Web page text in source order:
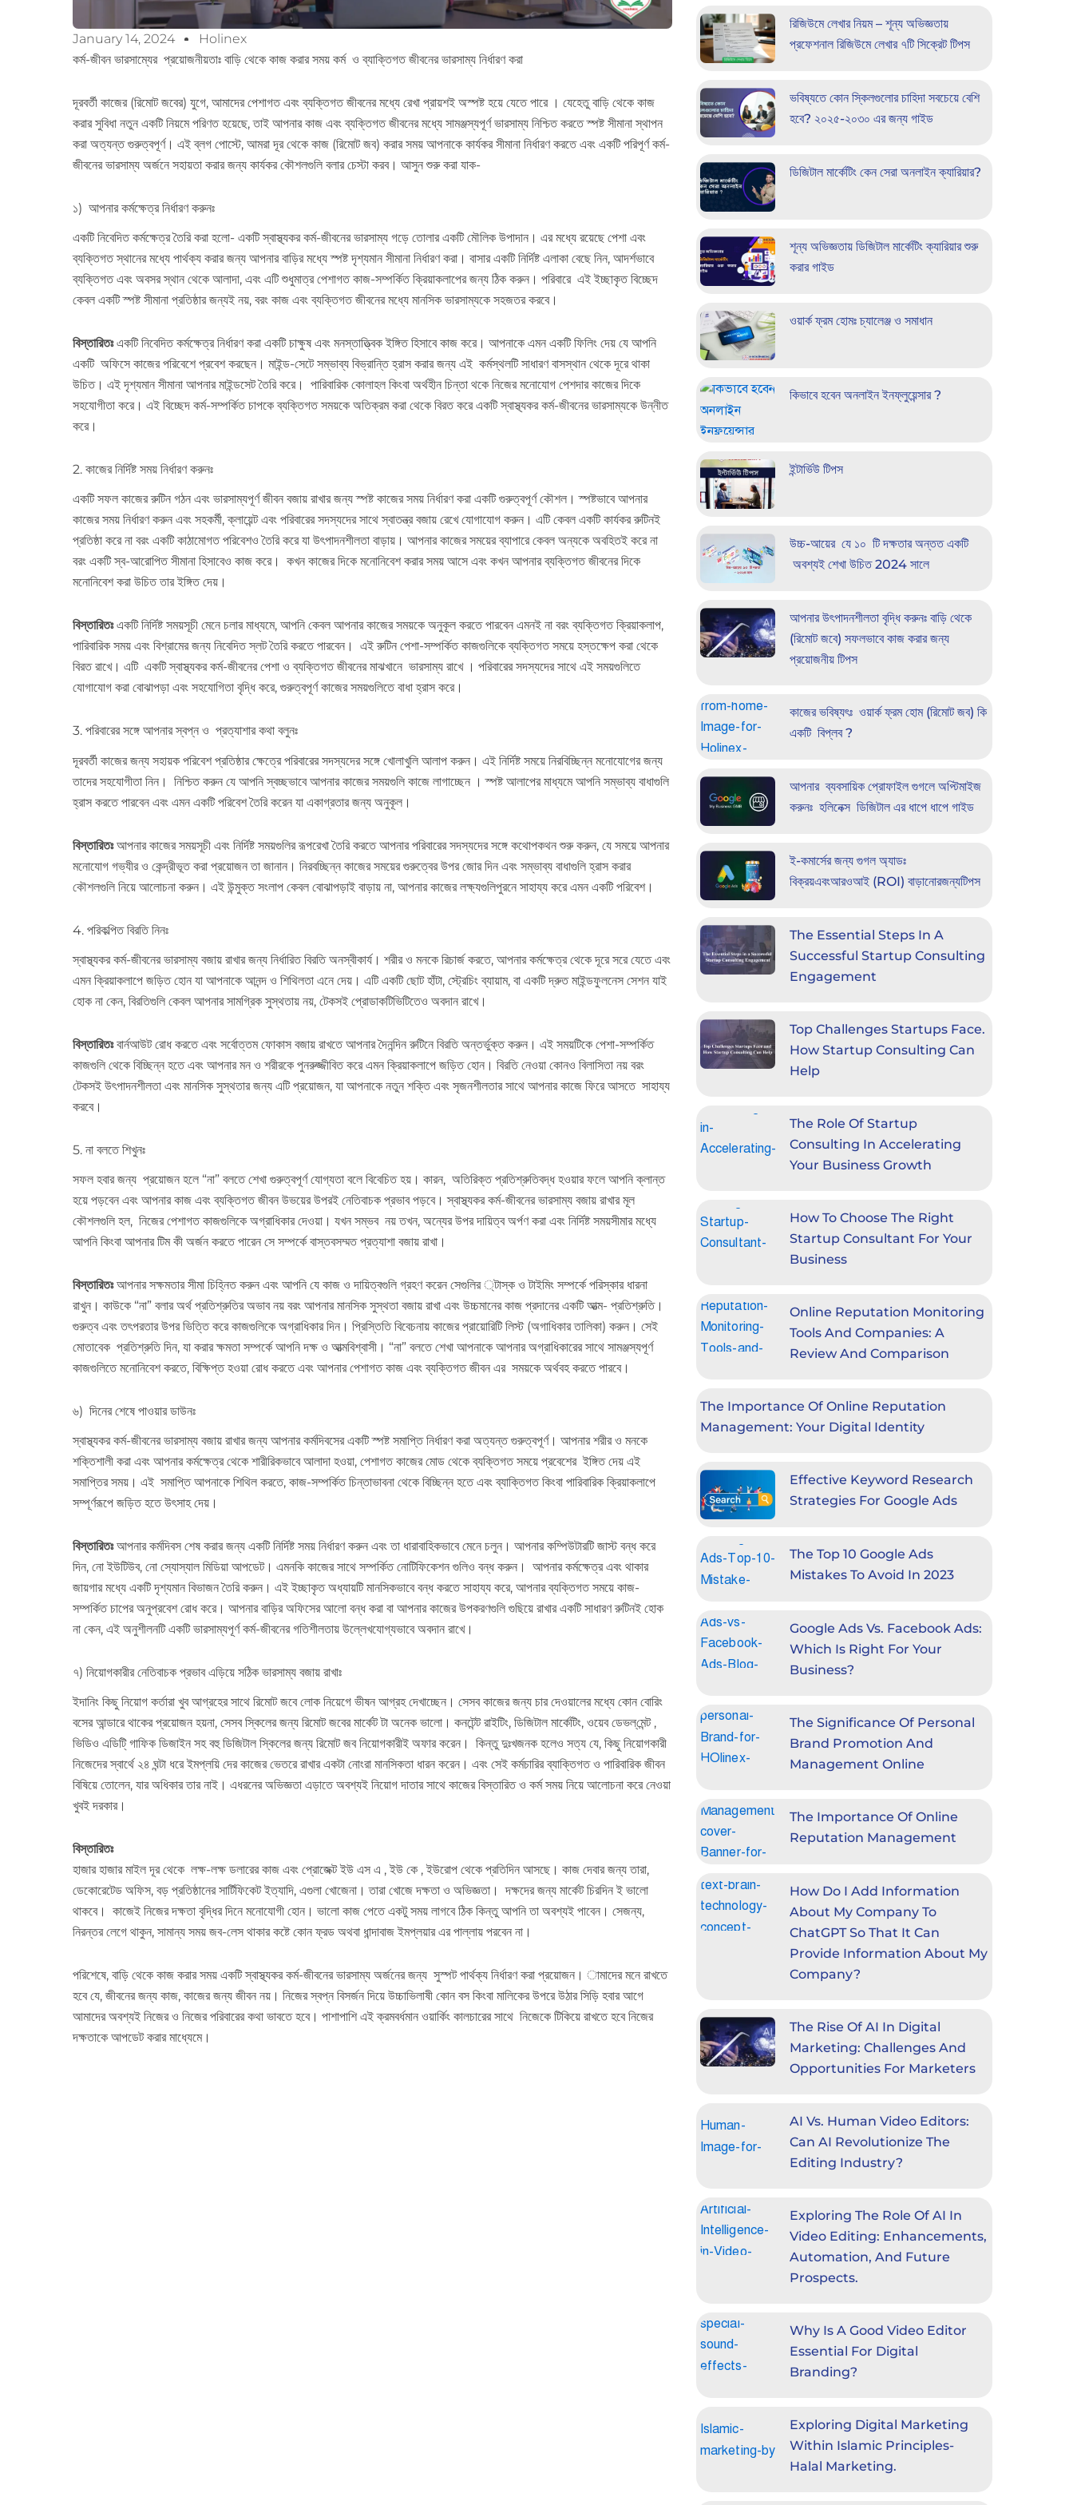
January 14, 2024
Holinex
কর্ম-জীবন ভারসাম্যের প্রয়োজনীয়তাঃ বাড়ি থেকে কাজ করার সময় কর্ম ও ব্যাক্তিগত জীবনের ভারসাম্য নির্ধারণ করা
দূরবর্তী কাজের (রিমোট জবের) যুগে, আমাদের পেশাগত এবং ব্যক্তিগত জীবনের মধ্যে রেখা প্রায়শই অস্পষ্ট হয়ে যেতে পারে । যেহেতু বাড়ি থেকে কাজ
করার সুবিধা নতুন একটি নিয়মে পরিণত হয়েছে, তাই আপনার কাজ এবং ব্যক্তিগত জীবনের মধ্যে সামঞ্জস্যপূর্ণ ভারসাম্য নিশ্চিত করতে স্পষ্ট সীমানা স্থাপন
করা অত্যন্ত গুরুত্বপূর্ণ। এই ব্লগ পোস্টে, আমরা দূর থেকে কাজ (রিমোট জব) করার সময় আপনাকে কার্যকর সীমানা নির্ধারণ করতে এবং একটি পরিপূর্ণ কর্ম-
জীবনের ভারসাম্য অর্জনে সহায়তা করার জন্য কার্যকর কৌশলগুলি বলার চেস্টা করব। আসুন শুরু করা যাক-
১) আপনার কর্মক্ষেত্র নির্ধারণ করুনঃ
একটি নিবেদিত কর্মক্ষেত্র তৈরি করা হলো- একটি স্বাস্থ্যকর কর্ম-জীবনের ভারসাম্য গড়ে তোলার একটি মৌলিক উপাদান। এর মধ্যে রয়েছে পেশা এবং
ব্যক্তিগত স্থানের মধ্যে পার্থক্য করার জন্য আপনার বাড়ির মধ্যে স্পষ্ট দৃশ্যমান সীমানা নির্ধারণ করা। বাসার একটি নির্দিষ্ট এলাকা বেছে নিন, আদর্শভাবে
ব্যক্তিগত এবং অবসর স্থান থেকে আলাদা, এবং এটি শুধুমাত্র পেশাগত কাজ-সম্পর্কিত ক্রিয়াকলাপের জন্য ঠিক করুন। পরিবারে এই ইচ্ছাকৃত বিচ্ছেদ
কেবল একটি স্পষ্ট সীমানা প্রতিষ্ঠার জন্যই নয়, বরং কাজ এবং ব্যক্তিগত জীবনের মধ্যে মানসিক ভারসাম্যকে সহজতর করবে।
বিস্তারিতঃএকটি নিবেদিত কর্মক্ষেত্র নির্ধারণ করা একটি চাক্ষুষ এবং মনস্তাত্ত্বিক ইঙ্গিত হিসাবে কাজ করে। আপনাকে এমন একটি ফিলিং দেয় যে আপনি
একটি অফিসে কাজের পরিবেশে প্রবেশ করছেন। মাইন্ড-সেটে সম্ভাব্য বিভ্রান্তি হ্রাস করার জন্য এই কর্মস্থলটি সাধারণ বাসস্থান থেকে দূরে থাকা
উচিত। এই দৃশ্যমান সীমানা আপনার মাইন্ডসেট তৈরি করে। পারিবারিক কোলাহল কিংবা অর্থহীন চিন্তা থকে নিজের মনোযোগ পেশদার কাজের দিকে
সহযোগীতা করে। এই বিচ্ছেদ কর্ম-সম্পর্কিত চাপকে ব্যক্তিগত সময়কে অতিক্রম করা থেকে বিরত করে একটি স্বাস্থ্যকর কর্ম-জীবনের ভারসাম্যকে উন্নীত
করে।
2. কাজের নির্দিষ্ট সময় নির্ধারণ করুনঃ
একটি সফল কাজের রুটিন গঠন এবং ভারসাম্যপূর্ণ জীবন বজায় রাখার জন্য স্পষ্ট কাজের সময় নির্ধারণ করা একটি গুরুত্বপূর্ণ কৌশল। স্পষ্টভাবে আপনার
কাজের সময় নির্ধারণ করুন এবং সহকর্মী, ক্লায়েন্ট এবং পরিবারের সদস্যদের সাথে স্বাতন্ত্র বজায় রেখে যোগাযোগ করুন। এটি কেবল একটি কার্যকর রুটিনই
প্রতিষ্ঠা করে না বরং একটি কাঠামোগত পরিবেশও তৈরি করে যা উৎপাদনশীলতা বাড়ায়। আপনার কাজের সময়ের ব্যাপারে কেবল অন্যকে অবহিতই করে না
বরং একটি স্ব-আরোপিত সীমানা হিসাবেও কাজ করে। কখন কাজের দিকে মনোনিবেশ করার সময় আসে এবং কখন আপনার ব্যক্তিগত জীবনের দিকে
মনোনিবেশ করা উচিত তার ইঙ্গিত দেয়।
বিস্তারিতঃএকটি নির্দিষ্ট সময়সূচী মেনে চলার মাধ্যমে, আপনি কেবল আপনার কাজের সময়কে অনুকূল করতে পারবেন এমনই না বরং ব্যক্তিগত ক্রিয়াকলাপ,
পারিবারিক সময় এবং বিশ্রামের জন্য নিবেদিত স্লট তৈরি করতে পারবেন। এই রুটিন পেশা-সম্পর্কিত কাজগুলিকে ব্যক্তিগত সময়ে হস্তক্ষেপ করা থেকে
বিরত রাখে। এটি একটি স্বাস্থ্যকর কর্ম-জীবনের পেশা ও ব্যক্তিগত জীবনের মাঝখানে ভারসাম্য রাখে । পরিবারের সদস্যদের সাথে এই সময়গুলিতে
যোগাযোগ করা বোঝাপড়া এবং সহযোগিতা বৃদ্ধি করে, গুরুত্বপূর্ণ কাজের সময়গুলিতে বাধা হ্রাস করে।
3. পরিবারের সঙ্গে আপনার স্বপ্ন ও প্রত্যাশার কথা বলুনঃ
দূরবর্তী কাজের জন্য সহায়ক পরিবেশ প্রতিষ্ঠার ক্ষেত্রে পরিবারের সদস্যদের সঙ্গে খোলাখুলি আলাপ করুন। এই নির্দিষ্ট সময়ে নিরবিচ্ছিন্ন মনোযোগের জন্য
তাদের সহযোগীতা নিন। নিশ্চিত করুন যে আপনি স্বচ্ছভাবে আপনার কাজের সময়গুলি কাজে লাগাচ্ছেন । স্পষ্ট আলাপের মাধ্যমে আপনি সম্ভাব্য বাধাগুলি
হ্রাস করতে পারবেন এবং এমন একটি পরিবেশ তৈরি করেন যা একাগ্রতার জন্য অনুকূল।
বিস্তারিতঃআপনার কাজের সময়সূচী এবং নির্দিষ্ট সময়গুলির রূপরেখা তৈরি করতে আপনার পরিবারের সদস্যদের সঙ্গে কথোপকথন শুরু করুন, যে সময়ে আপনার
মনোযোগ গভ্যীর ও কেন্দ্রীভূত করা প্রয়োজন তা জানান। নিরবচ্ছিন্ন কাজের সময়ের গুরুত্বের উপর জোর দিন এবং সম্ভাব্য বাধাগুলি হ্রাস করার
কৌশলগুলি নিয়ে আলোচনা করুন। এই উন্মুক্ত সংলাপ কেবল বোঝাপড়াই বাড়ায় না, আপনার কাজের লক্ষ্যগুলিপুরনে সাহায্য করে এমন একটি পরিবেশ।
4. পরিকল্পিত বিরতি নিনঃ
স্বাস্থ্যকর কর্ম-জীবনের ভারসাম্য বজায় রাখার জন্য নির্ধারিত বিরতি অনস্বীকার্য। শরীর ও মনকে রিচার্জ করতে, আপনার কর্মক্ষেত্র থেকে দূরে সরে যেতে এবং
এমন ক্রিয়াকলাপে জড়িত হোন যা আপনাকে আনন্দ ও শিথিলতা এনে দেয়। এটি একটি ছোট হাঁটা, স্ট্রেচিং ব্যায়াম, বা একটি দ্রুত মাইন্ডফুলনেস সেশন যাই
হোক না কেন, বিরতিগুলি কেবল আপনার সামগ্রিক সুস্থতায় নয়, টেকসই প্রোডাকটিভিটিতেও অবদান রাখে।
বিস্তারিতঃবার্নআউট রোধ করতে এবং সর্বোত্তম ফোকাস বজায় রাখতে আপনার দৈনন্দিন রুটিনে বিরতি অন্তর্ভুক্ত করুন। এই সময়টিকে পেশা-সম্পর্কিত
কাজগুলি থেকে বিচ্ছিন্ন হতে এবং আপনার মন ও শরীরকে পুনরুজ্জীবিত করে এমন ক্রিয়াকলাপে জড়িত হোন। বিরতি নেওয়া কোনও বিলাসিতা নয় বরং
টেকসই উৎপাদনশীলতা এবং মানসিক সুস্থতার জন্য এটি প্রয়োজন, যা আপনাকে নতুন শক্তি এবং সৃজনশীলতার সাথে আপনার কাজে ফিরে আসতে সাহায্য
করবে।
5. না বলতে শিখুনঃ
সফল হবার জন্য প্রয়োজন হলে “না” বলতে শেখা গুরুত্বপূর্ণ যোগ্যতা বলে বিবেচিত হয়। কারন, অতিরিক্ত প্রতিশ্রুতিবদ্ধ হওয়ার ফলে আপনি ক্লান্ত
হয়ে পড়বেন এবং আপনার কাজ এবং ব্যক্তিগত জীবন উভয়ের উপরই নেতিবাচক প্রভাব পড়বে। স্বাস্থ্যকর কর্ম-জীবনের ভারসাম্য বজায় রাখার মূল
কৌশলগুলি হল, নিজের পেশাগত কাজগুলিকে অগ্রাধিকার দেওয়া। যখন সম্ভব নয় তখন, অন্যের উপর দায়িত্ব অর্পণ করা এবং নির্দিষ্ট সময়সীমার মধ্যে
আপনি কিংবা আপনার টিম কী অর্জন করতে পারেন সে সম্পর্কে বাস্তবসম্মত প্রত্যাশা বজায় রাখা।
বিস্তারিতঃআপনার সক্ষমতার সীমা চিহ্নিত করুন এবং আপনি যে কাজ ও দায়িত্বগুলি গ্রহণ করেন সেগুলির ্টাস্ক ও টাইমিং সম্পর্কে পরিস্কার ধারনা
রাখুন। কাউকে “না” বলার অর্থ প্রতিশ্রুতির অভাব নয় বরং আপনার মানসিক সুস্থতা বজায় রাখা এবং উচ্চমানের কাজ প্রদানের একটি আত্ম- প্রতিশ্রুতি।
গুরুত্ব এবং তৎপরতার উপর ভিত্তি করে কাজগুলিকে অগ্রাধিকার দিন। প্রিস্তিতি বিবেচনায় কাজের প্রায়োরিটি লিস্ট (অগাধিকার তালিকা) করুন। সেই
মোতাবেক প্রতিশ্রুতি দিন, যা করার ক্ষমতা সম্পর্কে আপনি দক্ষ ও আত্মবিশ্বাসী। “না” বলতে শেখা আপনাকে আপনার অগ্রাধিকারের সাথে সামঞ্জস্যপূর্ণ
কাজগুলিতে মনোনিবেশ করতে, বিক্ষিপ্ত হওয়া রোধ করতে এবং আপনার পেশাগত কাজ এবং ব্যক্তিগত জীবন এর সময়কে অর্থবহ করতে পারবে।
৬) দিনের শেষে পাওয়ার ডাউনঃ
স্বাস্থ্যকর কর্ম-জীবনের ভারসাম্য বজায় রাখার জন্য আপনার কর্মদিবসের একটি স্পষ্ট সমাপ্তি নির্ধারণ করা অত্যন্ত গুরুত্বপূর্ণ। আপনার শরীর ও মনকে
শক্তিশালী করা এবং আপনার কর্মক্ষেত্র থেকে শারীরিকভাবে আলাদা হওয়া, পেশাগত কাজের মোড থেকে ব্যক্তিগত সময়ে প্রবেশের ইঙ্গিত দেয় এই
সমাপ্তির সময়। এই সমাপ্তি আপনাকে শিথিল করতে, কাজ-সম্পর্কিত চিন্তাভাবনা থেকে বিচ্ছিন্ন হতে এবং ব্যাক্তিগত কিংবা পারিবারিক ক্রিয়াকলাপে
সম্পূর্ণরূপে জড়িত হতে উৎসাহ দেয়।
বিস্তারিতঃআপনার কর্মদিবস শেষ করার জন্য একটি নির্দিষ্ট সময় নির্ধারণ করুন এবং তা ধারাবাহিকভাবে মেনে চলুন। আপনার কম্পিউটারটি জাস্ট বন্ধ করে
দিন, নো ইউটিউব, নো স্যোস্যাল মিডিয়া আপডেট। এমনকি কাজের সাথে সম্পর্কিত নোটিফিকেশন গুলিও বন্ধ করুন। আপনার কর্মক্ষেত্র এবং থাকার
জায়গার মধ্যে একটি দৃশ্যমান বিভাজন তৈরি করুন। এই ইচ্ছাকৃত অধ্যায়টি মানসিকভাবে বন্ধ করতে সাহায্য করে, আপনার ব্যক্তিগত সময়ে কাজ-
সম্পর্কিত চাপের অনুপ্রবেশ রোধ করে। আপনার বাড়ির অফিসের আলো বন্ধ করা বা আপনার কাজের উপকরণগুলি গুছিয়ে রাখার একটি সাধারণ রুটিনই হোক
না কেন, এই অনুশীলনটি একটি ভারসাম্যপূর্ণ কর্ম-জীবনের গতিশীলতায় উল্লেখযোগ্যভাবে অবদান রাখে।
৭) নিয়োগকারীর নেতিবাচক প্রভাব এড়িয়ে সঠিক ভারসাম্য বজায় রাখাঃ
ইদানিং কিছু নিয়োগ কর্তারা খুব আগ্রহের সাথে রিমোট জবে লোক নিয়েগে ভীষন আগ্রহ দেখাচ্ছেন। সেসব কাজের জন্য চার দেওয়ালের মধ্যে কোন বোরিং
বসের আন্ডারে থাকের প্রয়োজন হয়না, সেসব স্কিলের জন্য রিমোট জবের মার্কেট টা অনেক ভালো। কনটেন্ট রাইটিং, ডিজিটাল মার্কেটিং, ওয়েব ডেভল্‌মেন্ট ,
ভিডিও এডিটি্‌ গাফিক ডিজাইন সহ বহু ডিজিটাল স্কিলের জন্য রিমোট জব নিয়োগকারীই অফার করেন। কিন্তু দুঃখজনক হলেও সত্য যে, কিছু নিয়োগকারী
নিজেদের স্বার্থে ২৪ ঘন্টা ধরে ইমপ্লয়ি দের কাজের ভেতরে রাখার একটা নোংরা মানসিকতা ধারন করেন। এবং সেই কর্মচারির ব্যাক্তিগত ও পারিবারিক জীবন
বিষিয়ে তোলেন, যার অধিকার তার নাই। এধরনের অভিজ্ঞতা এড়াতে অবশ্যই নিয়োগ দাতার সাথে কাজের বিস্তারিত ও কর্ম সময় নিয়ে আলোচনা করে নেওয়া
খুবই দরকার।
বিস্তারিতঃ
হাজার হাজার মাইল দূর থেকে লক্ষ-লক্ষ ডলারের কাজ এবং প্রোজেক্ট ইউ এস এ , ইউ কে , ইউরোপ থেকে প্রতিদিন আসছে। কাজ দেবার জন্য তারা,
ডেকোরেটেড অফিস, বড় প্রতিষ্ঠানের সার্টিফিকেট ইত্যাদি, এগুলা খোজেনা। তারা খোজে দক্ষতা ও অভিজ্ঞতা। দক্ষদের জন্য মার্কেট চিরদিন ই ভালো
থাকবে। কাজেই নিজের দক্ষতা বৃদ্ধির দিনে মনোযোগী হোন। ভালো কাজ পেতে একটু সময় লাগবে ঠিক কিন্তু আপনি তা অবশ্যই পাবেন। সেজন্য,
নিরন্তর লেগে থাকুন, সামান্য সময় জব-লেস থাকার কষ্টে কোন ফ্রড অথবা ধান্দাবাজ ইমপ্লয়ার এর পাল্লায় পরবেন না।
পরিশেষে, বাড়ি থেকে কাজ করার সময় একটি স্বাস্থ্যকর কর্ম-জীবনের ভারসাম্য অর্জনের জন্য সুস্পট পার্থক্য নির্ধারণ করা প্রয়োজন। ামাদের মনে রাখতে
হবে যে, জীবনের জন্য কাজ, কাজের জন্য জীবন নয়। নিজের স্বপ্ন বিসর্জন দিয়ে উচ্চাভিলাষী কোন বস কিংবা মালিকের উপরে উঠার সিড়ি হবার আগে
আমাদের অবশ্যই নিজের ও নিজের পরিবারের কথা ভাবতে হবে। পাশাপাশি এই ক্রমবর্ধমান ওয়ার্কিং কালচারের সাথে নিজেকে টিকিয়ে রাখতে হবে নিজের
দক্ষতাকে আপডেট করার মাধ্যেমে।
রিজিউমে লেখার নিয়ম – শূন্য অভিজ্ঞতায়
প্রফেশনাল রিজিউমে লেখার ৭টি সিক্রেট টিপস
ভবিষ্যতে কোন স্কিলগুলোর চাহিদা সবচেয়ে বেশি
হবে? ২০২৫-২০৩০ এর জন্য গাইড
ডিজিটাল মার্কেটিং কেন সেরা অনলাইন ক্যারিয়ার?
শূন্য অভিজ্ঞতায় ডিজিটাল মার্কেটিং ক্যারিয়ার শুরু
করার গাইড
ওয়ার্ক ফ্রম হোমঃ চ্যালেঞ্জ ও সমাধান
কিভাবে হবেন অনলাইন ইনফ্লুয়েন্সার ?
ইন্টার্ভিউ টিপস
উচ্চ-আয়ের যে ১০ টি দক্ষতার অন্তত একটি
অবশ্যই শেখা উচিত 2024 সালে
আপনার উৎপাদনশীলতা বৃদ্ধি করুনঃ বাড়ি থেকে
(রিমোট জবে) সফলভাবে কাজ করার জন্য
প্রয়োজনীয় টিপস
কাজের ভবিষ্যৎঃ ওয়ার্ক ফ্রম হোম (রিমোট জব) কি
একটি বিপ্লব ?
আপনার ব্যবসায়িক প্রোফাইল গুগলে অপ্টিমাইজ
করুনঃ হলিনেক্স ডিজিটাল এর ধাপে ধাপে গাইড
ই-কমার্সের জন্য গুগল অ্যাডঃ
বিক্রয়এবংআরওআই (ROI) বাড়ানোরজন্যটিপস
The Essential Steps In A
Successful Startup Consulting
Engagement
Top Challenges Startups Face.
How Startup Consulting Can
Help
The Role Of Startup
Consulting In Accelerating
Your Business Growth
How To Choose The Right
Startup Consultant For Your
Business
Online Reputation Monitoring
Tools And Companies: A
Review And Comparison
The Importance Of Online Reputation
Management: Your Digital Identity
Effective Keyword Research
Strategies For Google Ads
The Top 10 Google Ads
Mistakes To Avoid In 2023
Google Ads Vs. Facebook Ads:
Which Is Right For Your
Business?
The Significance Of Personal
Brand Promotion And
Management Online
The Importance Of Online
Reputation Management
How Do I Add Information
About My Company To
ChatGPT So That It Can
Provide Information About My
Company?
The Rise Of AI In Digital
Marketing: Challenges And
Opportunities For Marketers
AI Vs. Human Video Editors:
Can AI Revolutionize The
Editing Industry?
Exploring The Role Of AI In
Video Editing: Enhancements,
Automation, And Future
Prospects.
Why Is A Good Video Editor
Essential For Digital
Branding?
Exploring Digital Marketing
Within Islamic Principles-
Halal Marketing.